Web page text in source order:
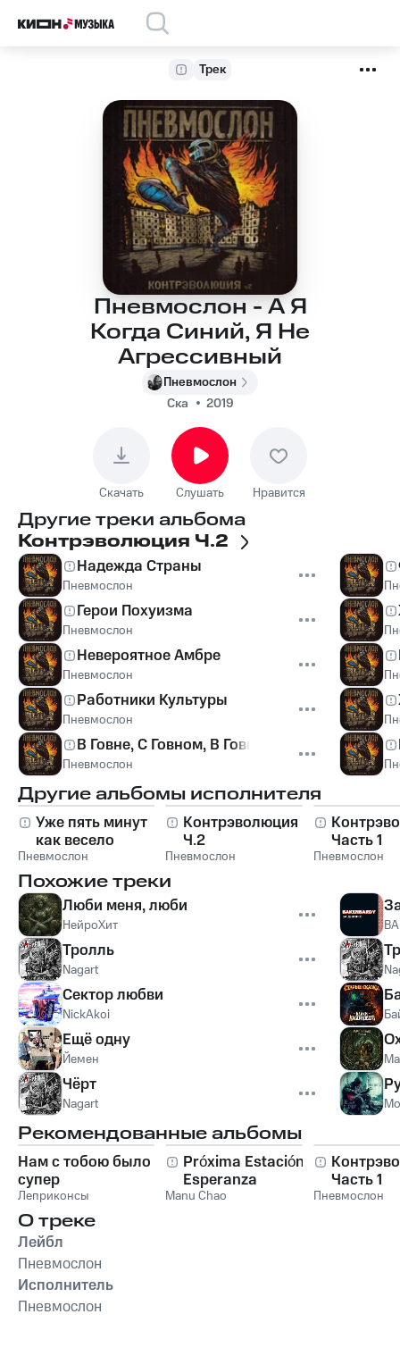
Трек
Пневмослон - А Я
Когда Синий, Я Не
Агрессивный
Пневмослон
Ска
2019
Скачать Слушать Нравится
Другие треки альбома
Контрэволюция Ч.2
Надежда Страны
Пневмослон
Герои Похуизма
Пневмослон
Невероятное Амбре
Пневмослон
Работники Культуры
Пневмослон
В Говне, С Говном, В Говно
Пневмослон
Другие альбомы исполнителя
Уже пять минут
как весело
Пневмослон
Контрэволюция
Ч.2
Пневмослон
Часть 1
Пневмослон
Похожие треки
Люби меня, люби
НейроХит
Тролль
Nagart
Сектор любви
NickAkoi
Ещё одну
Йемен
Чёрт
Nagart
Рекомендованные альбомы
Нам с тобою было
супер
Леприконсы
Próxima Estación:
Esperanza
Manu Chao
Часть 1
Пневмослон
О треке
Лейбл
Пневмослон
Исполнитель
Пневмослон